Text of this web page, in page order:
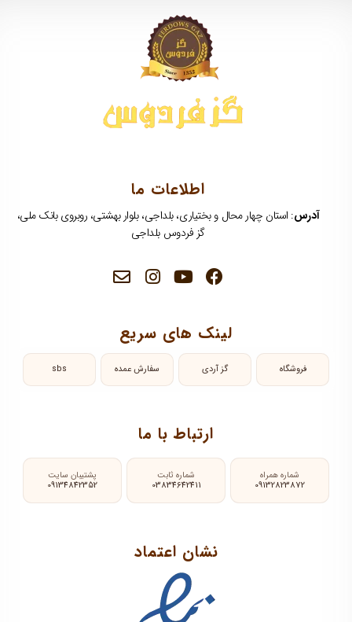
اطلاعات ما
آدرس: استان چهار محال و بختیاری، بلداجی، بلوار بهشتی، روبروی بانک ملی،
گز فردوس بلداجی
لینک های سریع
فروشگاه گز آردی سفارش عمده sbs
ارتباط با ما
شماره همراه
09132823872
شماره ثابت
03834642411
پشتیبان سایت
09134842352
نشان اعتماد